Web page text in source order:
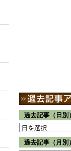
過去記事（日別）
過去記事（月別）